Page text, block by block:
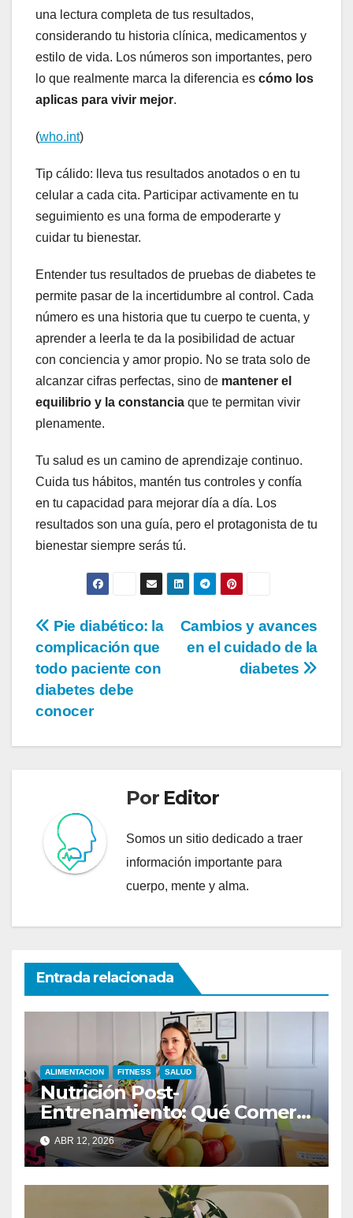
una lectura completa de tus resultados,
considerando tu historia clínica, medicamentos y
estilo de vida. Los números son importantes, pero
lo que realmente marca la diferencia es cómo los
aplicas para vivir mejor.
(who.int)
Tip cálido: lleva tus resultados anotados o en tu
celular a cada cita. Participar activamente en tu
seguimiento es una forma de empoderarte y
cuidar tu bienestar.
Entender tus resultados de pruebas de diabetes te
permite pasar de la incertidumbre al control. Cada
número es una historia que tu cuerpo te cuenta, y
aprender a leerla te da la posibilidad de actuar
con conciencia y amor propio. No se trata solo de
alcanzar cifras perfectas, sino de mantener el
equilibrio y la constancia que te permitan vivir
plenamente.
Tu salud es un camino de aprendizaje continuo.
Cuida tus hábitos, mantén tus controles y confía
en tu capacidad para mejorar día a día. Los
resultados son una guía, pero el protagonista de tu
bienestar siempre serás tú.
Navegación
de
entradas
Cambios y avances
en el cuidado de la
diabetes
Pie diabético: la
complicación que
todo paciente con
diabetes debe
conocer
Por Editor
Somos un sitio dedicado a traer
información importante para
cuerpo, mente y alma.
Entrada relacionada
ALIMENTACION FITNESS SALUD
Nutrición Post-
Entrenamiento: Qué Comer
para Optimizar Resultados
ABR 12, 2026